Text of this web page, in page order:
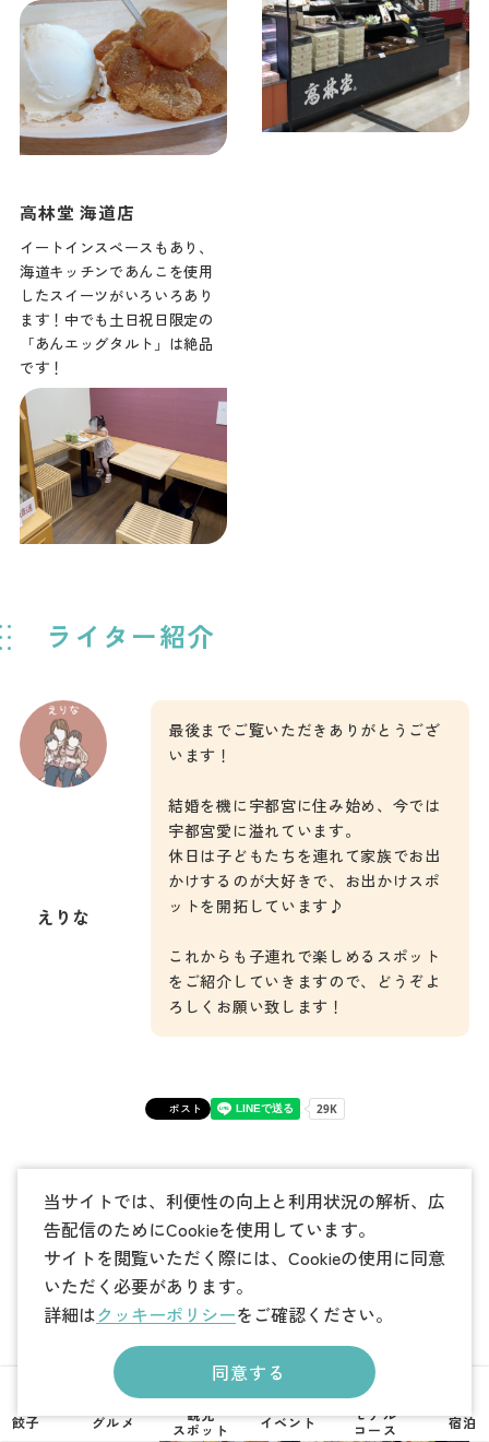
高林堂 海道店
イートインスペースもあり、
海道キッチンであんこを使用
したスイーツがいろいろあり
ます！中でも土日祝日限定の
「あんエッグタルト」は絶品
です！
ライター紹介
えりな
最後までご覧いただきありがとうござ
います！
結婚を機に宇都宮に住み始め、今では
宇都宮愛に溢れています。
休日は子どもたちを連れて家族でお出
かけするのが大好きで、お出かけスポ
ットを開拓しています♪
これからも子連れで楽しめるスポット
をご紹介していきますので、どうぞよ
ろしくお願い致します！
人気記事ランキング
宇都宮駅で買
えるイチオシ
土産まとめ
ポスト
餃子 グルメ
観光
スポット
イベント
モデル
コース
宿泊
当サイトでは、利便性の向上と利用状況の解析、広
告配信のためにCookieを使用しています。
サイトを閲覧いただく際には、Cookieの使用に同意
いただく必要があります。
詳細はクッキーポリシーをご確認ください。
同意する